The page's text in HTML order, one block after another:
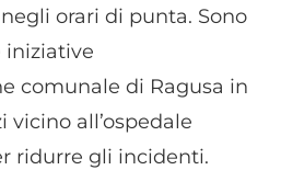
orari di punta. Sono
iniziative
comunale di Ragusa in
vicino all’ospedale
ridurre gli incidenti.